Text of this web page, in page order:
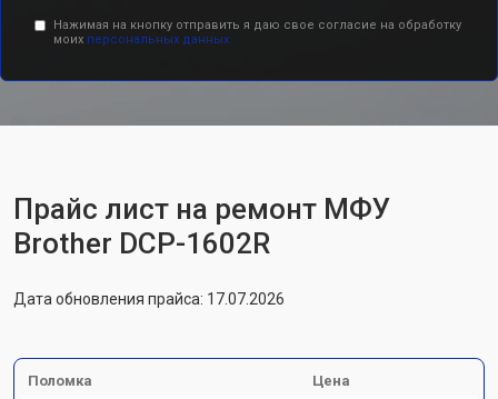
Нажимая на кнопку отправить я даю свое согласие на обработку
моих персональных данных.
Прайс лист на ремонт МФУ
Brother DCP-1602R
Дата обновления прайса: 17.07.2026
Поломка Цена